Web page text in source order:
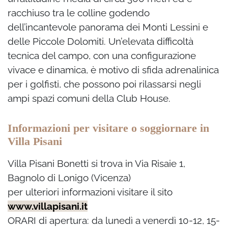
racchiuso tra le colline godendo
dell’incantevole panorama dei Monti Lessini e
delle Piccole Dolomiti. Un’elevata difficoltà
tecnica del campo, con una configurazione
vivace e dinamica, è motivo di sfida adrenalinica
per i golfisti, che possono poi rilassarsi negli
ampi spazi comuni della Club House.
Informazioni per visitare o soggiornare in
Villa Pisani
Villa Pisani Bonetti si trova in Via Risaie 1,
Bagnolo di Lonigo (Vicenza)
per ulteriori informazioni visitare il sito
www.villapisani.it
ORARI di apertura: da lunedì a venerdì 10-12, 15-